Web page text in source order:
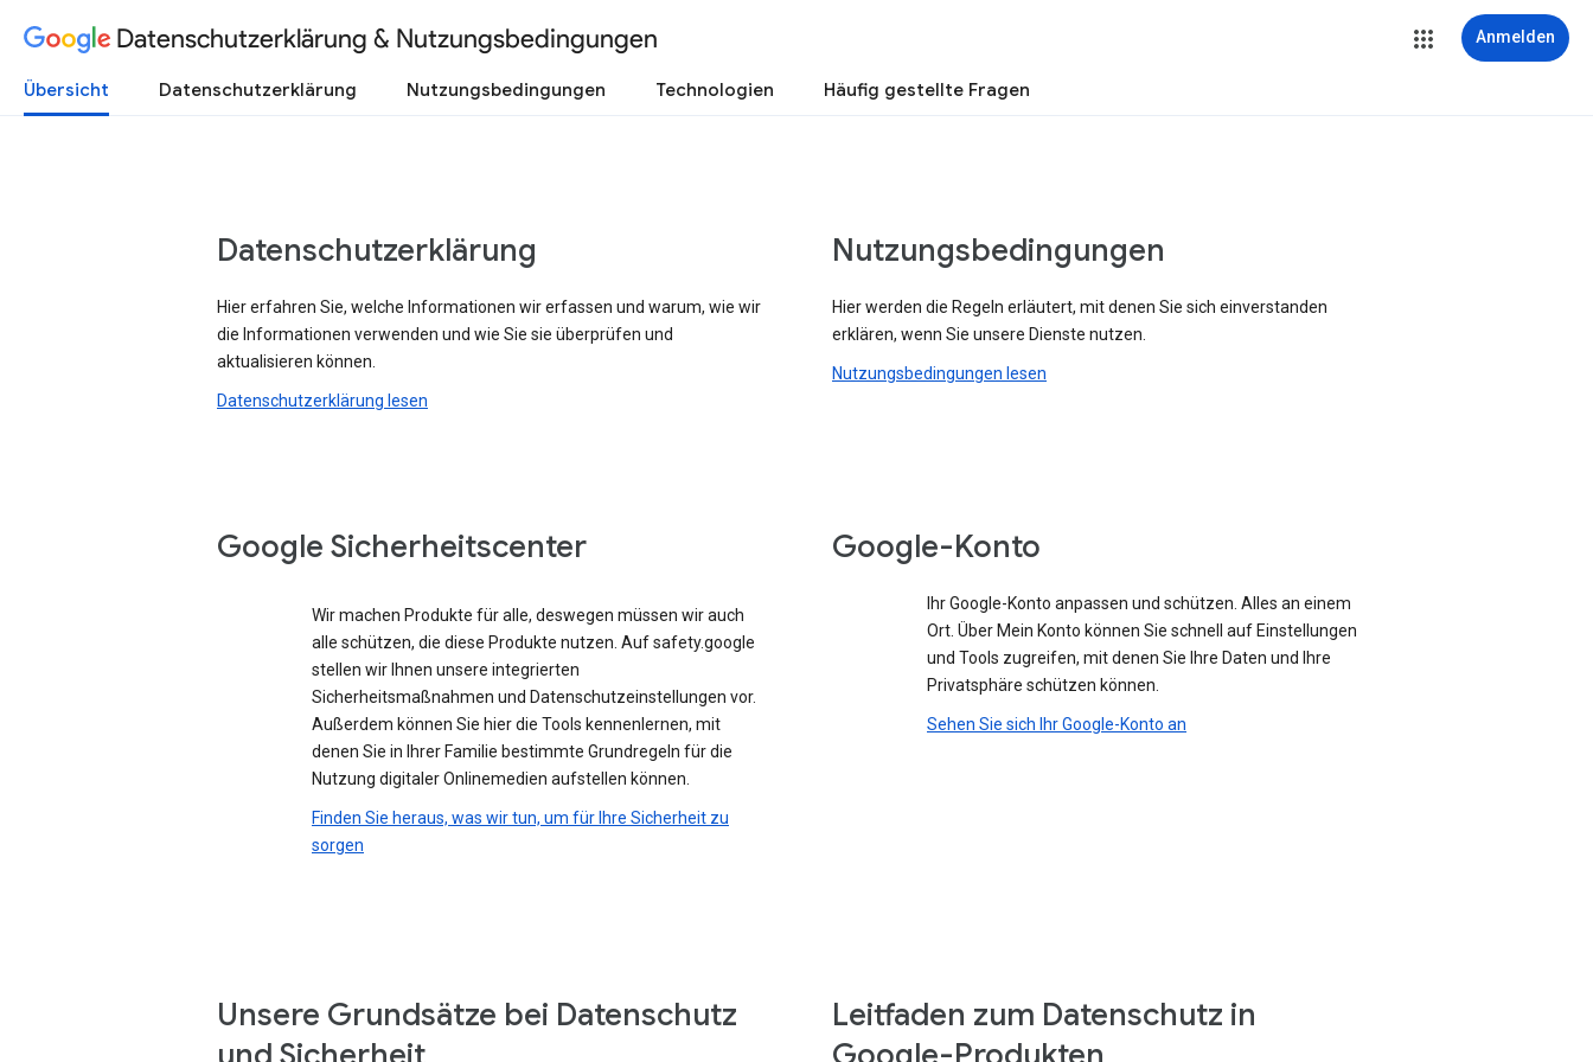
Datenschutzerklärung & Nutzungsbedingungen Anmelden
Übersicht Datenschutzerklärung Nutzungsbedingungen Technologien Häufig gestellte Fragen
Datenschutzerklärung
Hier erfahren Sie, welche Informationen wir erfassen und warum, wie wir
die Informationen verwenden und wie Sie sie überprüfen und
aktualisieren können.
Datenschutzerklärung lesen
Nutzungsbedingungen
Hier werden die Regeln erläutert, mit denen Sie sich einverstanden
erklären, wenn Sie unsere Dienste nutzen.
Nutzungsbedingungen lesen
Google Sicherheitscenter
Wir machen Produkte für alle, deswegen müssen wir auch
alle schützen, die diese Produkte nutzen. Auf safety.google
stellen wir Ihnen unsere integrierten
Sicherheitsmaßnahmen und Datenschutzeinstellungen vor.
Außerdem können Sie hier die Tools kennenlernen, mit
denen Sie in Ihrer Familie bestimmte Grundregeln für die
Nutzung digitaler Onlinemedien aufstellen können.
Finden Sie heraus, was wir tun, um für Ihre Sicherheit zu
sorgen
Google-Konto
Ihr Google-Konto anpassen und schützen. Alles an einem
Ort. Über Mein Konto können Sie schnell auf Einstellungen
und Tools zugreifen, mit denen Sie Ihre Daten und Ihre
Privatsphäre schützen können.
Sehen Sie sich Ihr Google-Konto an
Unsere Grundsätze bei Datenschutz
Leitfaden zum Datenschutz in